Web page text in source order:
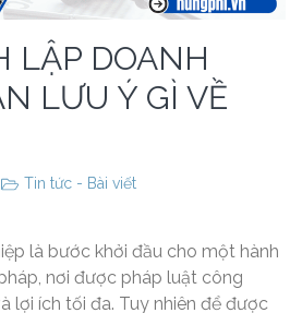
LẬP DOANH
LƯU Ý GÌ VỀ
Tin tức - Bài viết
là bước khởi đầu cho một hành
nơi được pháp luật công
lợi ích tối đa. Tuy nhiên để được